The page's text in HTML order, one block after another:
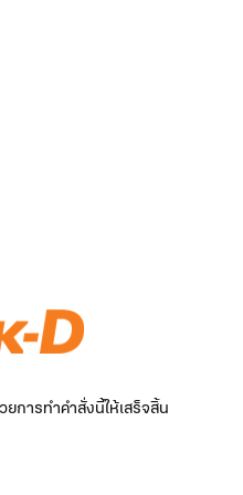
การทำคำสั่งนี้ให้เสร็จสิ้น